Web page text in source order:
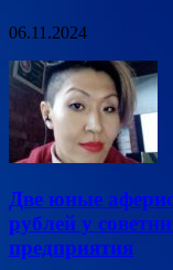
06.11.2024
Две юные
рублей у
предприятия